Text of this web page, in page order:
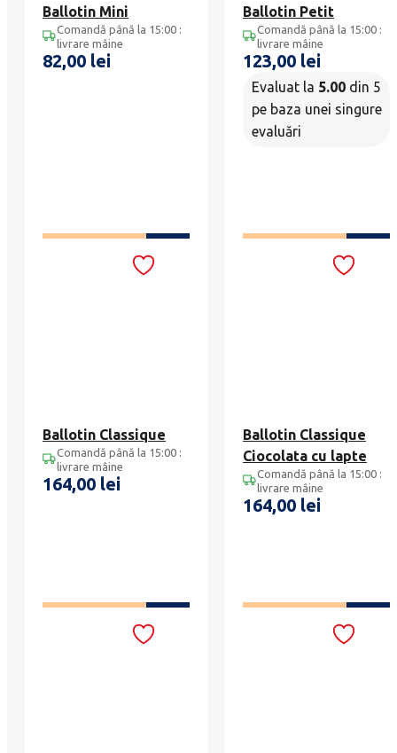
Ballotin Mini
Comandă până la 15:00 :
livrare mâine
82,00 lei
ADAUGĂ ÎN COȘ
Ballotin Petit
Comandă până la 15:00 :
livrare mâine
123,00 lei
Evaluat la 5.00 din 5
pe baza unei singure
evaluări
ADAUGĂ ÎN COȘ
Ballotin Classique
Comandă până la 15:00 :
livrare mâine
164,00 lei
ADAUGĂ ÎN COȘ
Ballotin Classique
Ciocolata cu lapte
Comandă până la 15:00 :
livrare mâine
164,00 lei
ADAUGĂ ÎN COȘ